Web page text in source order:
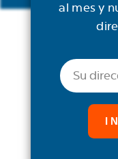
Crucero
Crucero
al mes y